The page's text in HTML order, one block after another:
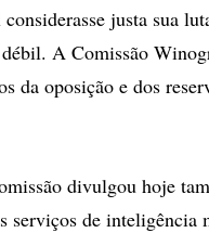
justa sua
A Comissão
da oposição e dos
divulgou hoje
de inteligência